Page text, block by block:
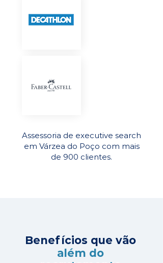
Assessoria de executive search
em Várzea do Poço com mais
de 900 clientes.
Benefícios que vão
além do